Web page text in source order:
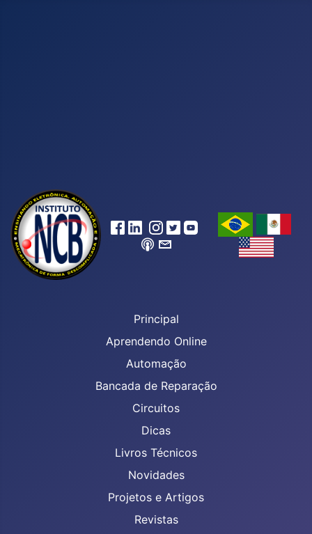
Principal
Aprendendo Online
Automação
Bancada de Reparação
Circuitos
Dicas
Livros Técnicos
Novidades
Projetos e Artigos
Revistas